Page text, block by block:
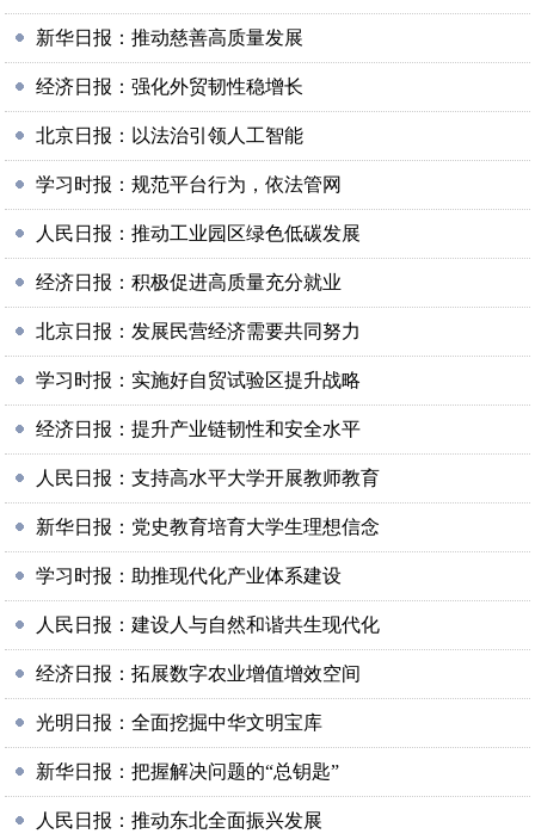
新华日报：推动慈善高质量发展
经济日报：强化外贸韧性稳增长
北京日报：以法治引领人工智能
学习时报：规范平台行为，依法管网
人民日报：推动工业园区绿色低碳发展
经济日报：积极促进高质量充分就业
北京日报：发展民营经济需要共同努力
学习时报：实施好自贸试验区提升战略
经济日报：提升产业链韧性和安全水平
人民日报：支持高水平大学开展教师教育
新华日报：党史教育培育大学生理想信念
学习时报：助推现代化产业体系建设
人民日报：建设人与自然和谐共生现代化
经济日报：拓展数字农业增值增效空间
光明日报：全面挖掘中华文明宝库
新华日报：把握解决问题的“总钥匙”
人民日报：推动东北全面振兴发展